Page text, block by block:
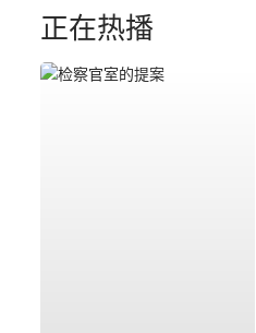
正在热播